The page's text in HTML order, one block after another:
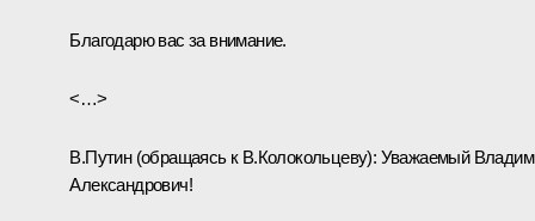
Благодарю вас за внимание.
<…>
В.Путин (обращаясь к В.Колокольцеву): Уважаемый
Александрович!